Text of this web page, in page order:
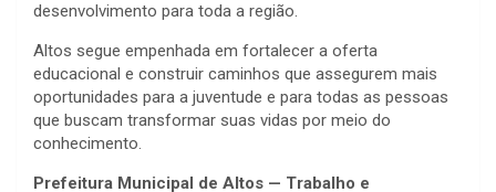
desenvolvimento para toda a região.
Altos segue empenhada em fortalecer a oferta
educacional e construir caminhos que assegurem mais
oportunidades para a juventude e para todas as pessoas
que buscam transformar suas vidas por meio do
conhecimento.
Prefeitura Municipal de Altos — Trabalho e